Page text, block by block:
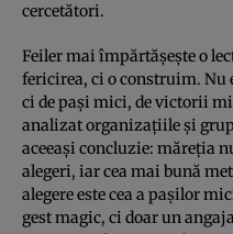
cercetători.
Feiler mai împărtăşeşte o
fericirea, ci o construim. Nu
ci de paşi mici, de victorii
analizat organizaţiile şi
aceeaşi concluzie: măreţia
alegeri, iar cea mai bună
alegere este cea a paşilor
gest magic, ci doar un